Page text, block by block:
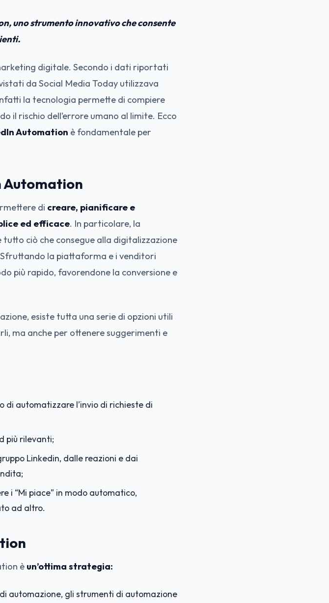
uno strumento innovativo che consente
digitale. Secondo i dati riportati
da Social Media Today utilizzava
la tecnologia permette di compiere
il rischio dell’errore umano al limite. Ecco
Automation è fondamentale per
Automation
di creare, pianificare e
ed efficace. In particolare, la
tutto ciò che consegue alla digitalizzazione
la piattaforma e i venditori
più rapido, favorendone la conversione e
esiste tutta una serie di opzioni utili
ma anche per ottenere suggerimenti e
di automatizzare l’invio di richieste di
più rilevanti;
Linkedin, dalle reazioni e dai
i “Mi piace” in modo automatico,
ad altro.
è un’ottima strategia:
automazione, gli strumenti di automazione